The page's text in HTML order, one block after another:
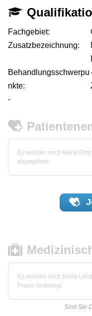
Fachgebiet:
Zusatzbezeichnung:
Behandlungsschwerpu
nkte:
-
Es wurden noch keine
abgegeben.
Es wurden noch keine
Praxis hinterlegt.
Sind Sie